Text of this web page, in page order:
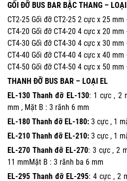
GỐI ĐỠ BUS BAR BẬC THANG –
CT2-25 Gối đỡ CT2-25 2 cực x 25
CT4-20 Gối đỡ CT4-20 4 cực x 20
CT4-30 Gối đỡ CT4-30 4 cực x 30
CT4-40 Gối đỡ CT4-40 4 cực x 40
CT4-50 Gối đỡ CT4-50 4 cực x 50
THANH ĐỠ BUS BAR – LOẠI EL
EL-130 Thanh đỡ EL-130: 1 cực , 2
mm , Mặt B : 3 rãnh 6 mm
EL-180 Thanh đỡ EL-180: 3 cực , 1
EL-210 Thanh đỡ EL-210: 3 cực , 1
EL-270 Thanh đỡ EL-270: 3 cực , 2
11 mmMặt B : 3 rãnh ba 6 mm
EL-295 Thanh đỡ EL-295: 4 cực , 2